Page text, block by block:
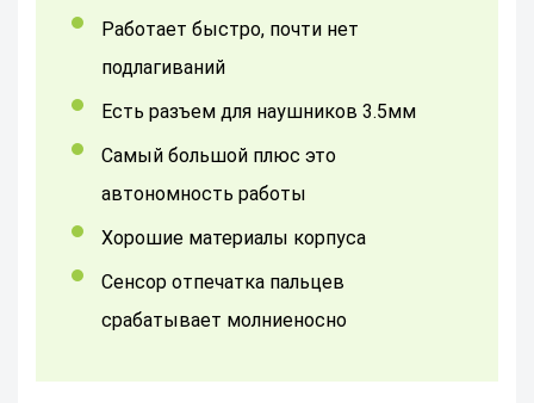
Работает быстро, почти нет
подлагиваний
Есть разъем для наушников 3.5мм
Самый большой плюс это
автономность работы
Хорошие материалы корпуса
Сенсор отпечатка пальцев
срабатывает молниеносно